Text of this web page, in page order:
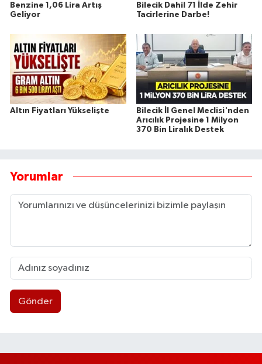
Benzine 1,06 Lira Artış
Geliyor
Bilecik Dahil 71 İlde Zehir
Tacirlerine Darbe!
Altın Fiyatları Yükselişte
Bilecik İl Genel Meclisi'nden
Arıcılık Projesine 1 Milyon
370 Bin Liralık Destek
Yorumlar
Gönder